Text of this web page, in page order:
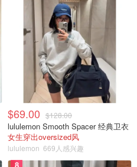
到“变态级”辣。大家可以根
$69.00 $128.00
lululemon Smooth Spacer 经典卫衣
女生穿出oversized风
lululemon 669人感兴趣